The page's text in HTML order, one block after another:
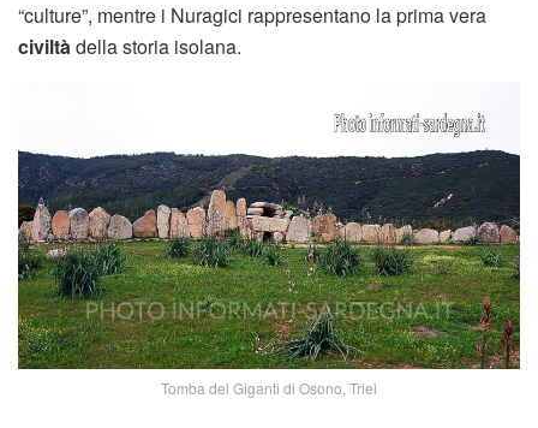
“culture”, mentre i Nuragici rappresentano la prima vera
civiltàdella storia isolana.
Tomba dei Giganti di Osono, Triei